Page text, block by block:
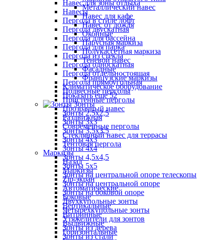
Металлический навес
Навес для кафе
Навес от дождя
Оконные
Парусная маркиза
Полукассетная маркиза
Теневой навес
Фасадные
Французские маркизы
Климатическое оборудование
Показать ещё 52
Зонты
Зонты 2,5х2,5
Зонты 3х3
Зонты 3,5х3,5
Зонты 4х3
Зонты 4х4
Зонты 4,5х4,5
Зонты 5х5
Зонты на центральной опоре телескопы
Зонты на центральной опоре
Зонты на боковой опоре
Двухкупольные зонты
Четырехкупольные зонты
Утяжелители для зонтов
Зонты из дерева
Зонты из стали
Навес для зоны отдыха
Навесы
Пергола в стиле лофт
Пергола двускатная
Пергола для бассейна
Пергола для парка
Пергола из стекла
Пергола односкатная
Пергола отдельностоящая
Пергола прямоугольная
Подвесные перголы
Пристенные перголы
Прозрачный навес
Раздвижная
Современные перголы
Стеклянный навес для террасы
Тентовая пергола
Маркизы
Назад
Маркизы
Zip-экран
Автоматические
Боковые
Вертикальные
Витринные
Выдвижные
Горизонтальные